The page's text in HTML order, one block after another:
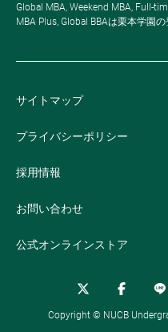
Global MBA, Weekend MBA, Full-
MBA Plus, Global BBAは栗本学園の
サイトマップ
プライバシーポリシー
採用情報
お問い合わせ
公式オンラインストア
Copyright © NUCB